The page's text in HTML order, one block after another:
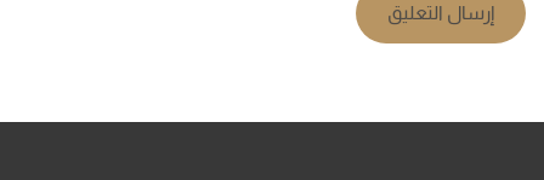
إرسال التعليق